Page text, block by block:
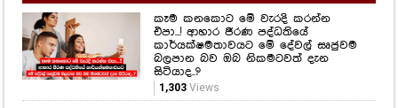
කෑම කනකොට මේ වැරදි කරන්න
එපා...! ආහාර ජීරණ පද්ධතියේ
කාර්යක්ෂමතාවයට මේ දේවල් සෘජුවම
බලපාන බව ඔබ නිකමටවත් දැන
සිටියාද..?
1,303Views